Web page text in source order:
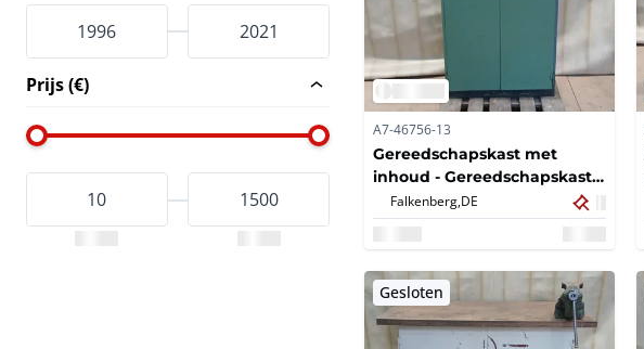
Prijs (€)
A7-46756-13
Gereedschapskast met
inhoud - Gereedschapskast
met metaalgereedschappen
Falkenberg,DE
Gesloten